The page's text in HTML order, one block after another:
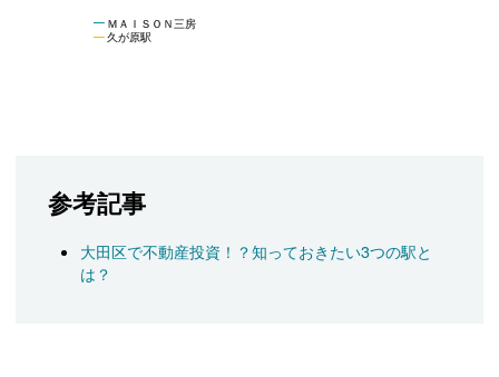
ＭＡＩＳＯＮ三房
久が原駅
参考記事
大田区で不動産投資！？知っておきたい3つの駅と
は？